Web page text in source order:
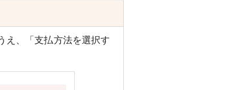
え、「支払方法を選択す